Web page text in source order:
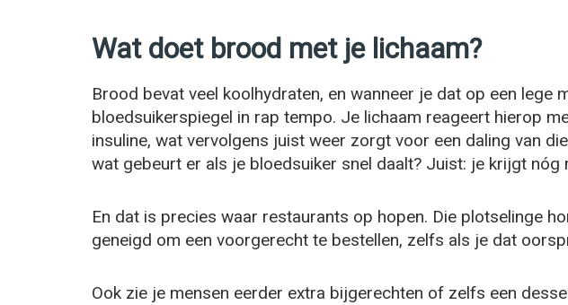
Wat doet brood met je lichaam?
Brood bevat veel koolhydraten, en wanneer je dat op een lege
bloedsuikerspiegel in rap tempo. Je lichaam reageert hierop
insuline, wat vervolgens juist weer zorgt voor een daling van
wat gebeurt er als je bloedsuiker snel daalt? Juist: je krijgt nóg
En dat is precies waar restaurants op hopen. Die plotselinge
geneigd om een voorgerecht te bestellen, zelfs als je dat
Ook zie je mensen eerder extra bijgerechten of zelfs een